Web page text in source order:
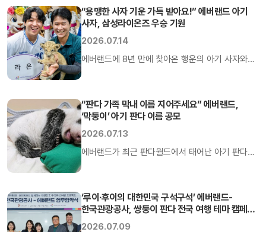
만드는 신비로운 불빛을 경험할 수 있는
‘한여름밤의 반딧불이 축제’를 오는 24일부터 8월
30일까지 개최한다고 밝혔다.
“용맹한 사자 기운 가득 받아요!” 에버랜드 아기
사자, 삼성라이온즈 우승 기원
2026.07.14
에버랜드에 8년 만에 찾아온 행운의 아기 사자와
“판다 가족 막내 이름 지어주세요” 에버랜드,
‘막둥이’ 아기 판다 이름 공모
2026.07.13
에버랜드가 최근 판다월드에서 태어난 아기 판다의
사이에서 지난 6월 3일 오전 10시 53분에 태어난
아기 판다는 2020년 푸바오, 2023년 쌍둥이 판다
루이바오와 후이바오 등 언니들에 이어
‘루이∙후이의 대한민국 구석구석’ 에버랜드-
한국관광공사, 쌍둥이 판다 전국 여행 테마 캠페인
맞손
2026.07.09